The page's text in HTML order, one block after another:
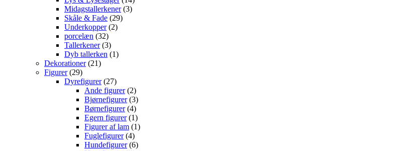
varer
Midagstallerkener 33
Skåle & Fade 2929
Underkopper 22
porcelæn 3232
varer
Tallerkener 33
varer
Dyb tallerken 11
Dekorationer 2121
Figurer 2929
varer
Dyrefigurer 2727
varer
Ande figurer 22
varer
Bjørnefigurer 33
varer
Børnefigurer 44
varer
Egern figurer 11
vare
Figurer af lam 11
Fuglefigurer 44
varer
Hundefigurer 66